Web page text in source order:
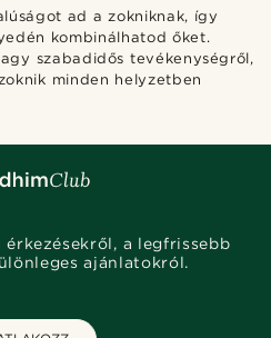
ad a zokniknak, így
kombinálhatod őket.
szabadidős tevékenységről,
minden helyzetben
a legfrissebb
ajánlatokról.